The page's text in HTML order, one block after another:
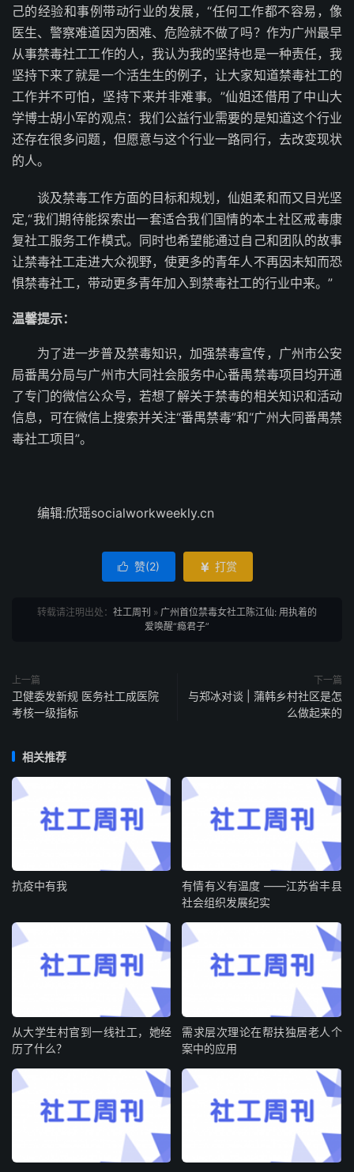
己的经验和事例带动行业的发展，“任何工作都不容易，像
医生、警察难道因为困难、危险就不做了吗？作为广州最早
从事禁毒社工工作的人，我认为我的坚持也是一种责任，我
坚持下来了就是一个活生生的例子，让大家知道禁毒社工的
工作并不可怕，坚持下来并非难事。”仙姐还借用了中山大
学博士胡小军的观点：我们公益行业需要的是知道这个行业
还存在很多问题，但愿意与这个行业一路同行，去改变现状
的人。
谈及禁毒工作方面的目标和规划，仙姐柔和而又目光坚
定,“我们期待能探索出一套适合我们国情的本土社区戒毒康
复社工服务工作模式。同时也希望能通过自己和团队的故事
让禁毒社工走进大众视野，使更多的青年人不再因未知而恐
惧禁毒社工，带动更多青年加入到禁毒社工的行业中来。”
温馨提示：
为了进一步普及禁毒知识，加强禁毒宣传，广州市公安
局番禺分局与广州市大同社会服务中心番禺禁毒项目均开通
了专门的微信公众号，若想了解关于禁毒的相关知识和活动
信息，可在微信上搜索并关注“番禺禁毒”和“广州大同番禺禁
毒社工项目”。
编辑:欣瑶socialworkweekly.cn
 赞(2)  打赏
转载请注明出处： 社工周刊 » 广州首位禁毒女社工陈江仙: 用执着的
爱唤醒“瘾君子”
上一篇
卫健委发新规 医务社工成医院
考核一级指标
下一篇
与郑冰对谈 | 蒲韩乡村社区是怎
么做起来的
相关推荐
抗疫中有我
有情有义有温度 ——江苏省丰县
社会组织发展纪实
从大学生村官到一线社工，她经
历了什么？
需求层次理论在帮扶独居老人个
案中的应用